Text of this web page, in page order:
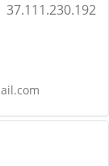
37.111.230.192